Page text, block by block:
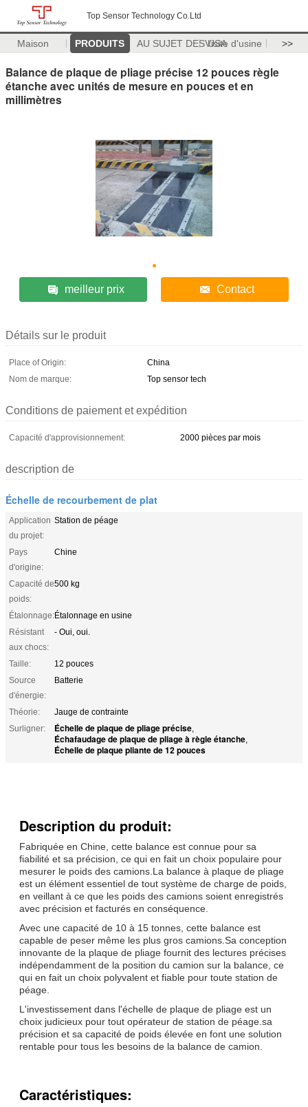
Top Sensor Technology Co.Ltd
Maison PRODUITS AU SUJET DES USAVisite d'usine >>
Balance de plaque de pliage précise 12 pouces règle
étanche avec unités de mesure en pouces et en
millimètres
meilleur prix Contact
Détails sur le produit
Place of Origin:
China
Nom de marque:
Top sensor tech
Conditions de paiement et expédition
Capacité d'approvisionnement: 2000 pièces par mois
description de
Échelle de recourbement de plat
Application
du projet:
Station de péage
Pays
d'origine:
Chine
Capacité de
poids:
500 kg
Étalonnage:Étalonnage en usine
Résistant
aux chocs:
- Oui, oui.
Taille:
12 pouces
Source
d'énergie:
Batterie
Théorie:
Jauge de contrainte
Surligner:
Échelle de plaque de pliage précise,
Échafaudage de plaque de pliage à règle étanche,
Échelle de plaque pliante de 12 pouces
Description du produit:
Fabriquée en Chine, cette balance est connue pour sa
fiabilité et sa précision, ce qui en fait un choix populaire pour
mesurer le poids des camions.La balance à plaque de pliage
est un élément essentiel de tout système de charge de poids,
en veillant à ce que les poids des camions soient enregistrés
avec précision et facturés en conséquence.
Avec une capacité de 10 à 15 tonnes, cette balance est
capable de peser même les plus gros camions.Sa conception
innovante de la plaque de pliage fournit des lectures précises
indépendamment de la position du camion sur la balance, ce
qui en fait un choix polyvalent et fiable pour toute station de
péage.
L'investissement dans l'échelle de plaque de pliage est un
choix judicieux pour tout opérateur de station de péage.sa
précision et sa capacité de poids élevée en font une solution
rentable pour tous les besoins de la balance de camion.
Caractéristiques: